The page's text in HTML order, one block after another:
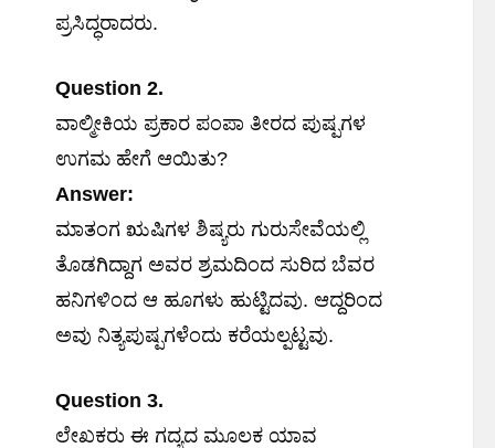
ಪ್ರಸಿದ್ಧರಾದರು.
Question 2.
ವಾಲ್ಮೀಕಿಯ ಪ್ರಕಾರ ಪಂಪಾ ತೀರದ ಪುಷ್ಪಗಳ
ಉಗಮ ಹೇಗೆ ಆಯಿತು?
Answer:
ಮಾತಂಗ ಋಷಿಗಳ ಶಿಷ್ಯರು ಗುರುಸೇವೆಯಲ್ಲಿ
ತೊಡಗಿದ್ದಾಗ ಅವರ ಶ್ರಮದಿಂದ ಸುರಿದ ಬೆವರ
ಹನಿಗಳಿಂದ ಆ ಹೂಗಳು ಹುಟ್ಟಿದವು. ಆದ್ದರಿಂದ
ಅವು ನಿತ್ಯಪುಷ್ಪಗಳೆಂದು ಕರೆಯಲ್ಪಟ್ಟವು.
Question 3.
ಲೇಖಕರು ಈ ಗದ್ಯದ ಮೂಲಕ ಯಾವ